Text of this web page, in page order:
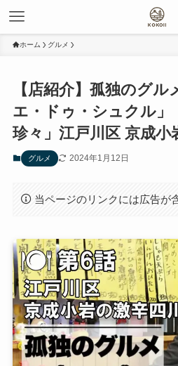
ホーム グルメ
【店紹介】孤独のグル
エ・ドゥ・シュクル」
珍々」江戸川区 京成小
グルメ 2024年1月12日
当ページのリンクには広告が